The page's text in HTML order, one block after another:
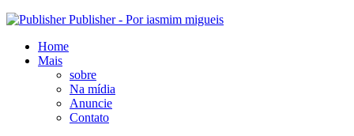
Publisher - Por iasmim migueis
Home
Mais
sobre
Na mídia
Anuncie
Contato